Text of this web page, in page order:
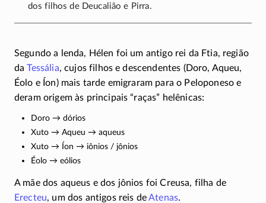
dos filhos de Deucalião e Pirra.
Segundo a lenda, Hélen foi um antigo rei da Ftia, região
daTessália, cujos filhos e descendentes (Doro, Aqueu,
Éolo e Íon) mais tarde emigraram para o Peloponeso e
deram origem às principais “raças” helênicas:
Doro → dórios
Xuto → Aqueu → aqueus
Xuto → Íon → iônios / jônios
Éolo → eólios
A mãe dos aqueus e dos jônios foi Creusa, filha de
Erecteu, um dos antigos reis deAtenas.